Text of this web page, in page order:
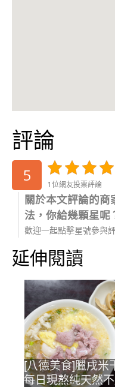
評論
5 1位網友投票評論
關於本文評論的商
法，你給幾顆星呢
歡迎一起點擊星號參與
延伸閱讀
[八德美食]臘戌米
每日現熬純天然